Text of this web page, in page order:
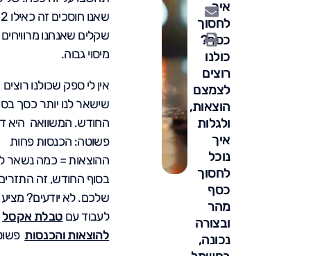
איך
לחסוך
כסף?
כולנו
רוצים
לצמצם
הוצאות,
ולגלות
איך
נוכל
לחסוך
כסף
מהר
ובצורה
נכונה,
שאנו חוסכים זה כאילו 2
שקלים שאנחנו
מיסוי גבוה.
אין לי ספק שכולנו רוצים
שישאר לנו יותר כסך
החודש. המשוואה היא
פשוטה: הכנסות פחות
ההוצאות = כמה נשאר
בסוף החודש, זה
שלכם. לא יודעים? מציע
לעבוד עם טבלת אקסל
להוצאות והכנסות